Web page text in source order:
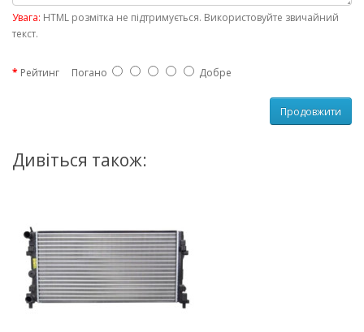
Увага: HTML розмітка не підтримується. Використовуйте звичайний
текст.
Рейтинг Погано Добре
Продовжити
Дивіться також: